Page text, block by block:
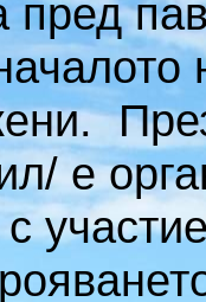
пред
е